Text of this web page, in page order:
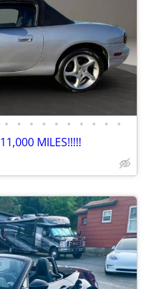
• • • • • • • • • •
MILES!!!!!